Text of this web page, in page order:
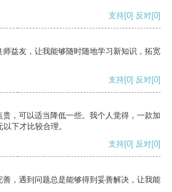
支持[0] 反对[0]
益友，让我能够随时随地学习新知识，拓宽
支持[0] 反对[0]
，可以适当降低一些。我个人觉得，一款加
下才比较合理。
支持[0] 反对[0]
，遇到问题总是能够得到妥善解决，让我能